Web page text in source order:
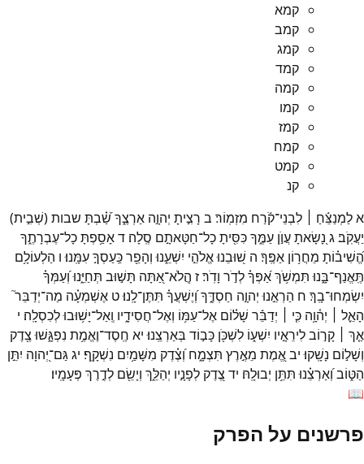
קמא
קמב
קמג
קמד
קמה
קמו
קמז
קמח
קמט
קנ
אלַמְנַצֵּ֬חַ ׀ לִבְנֵי־קֹ֬רַח מִזְמֽוֹר׃ ב רָצִ֣יתָ יְהוָ֣ה אַרְצֶ֑ךָשַׁ֝֗בְתָּ שבות(שְׁבִ֣ית)
יַעֲקֹֽב׃ג נָ֭שָׂאתָעֲוֺ֣ן עַמֶּ֑ךָכִּסִּ֖יתָכָל־חַטָּאתָ֣ם סֶֽלָה׃ דאָסַ֥פְתָּכָל־עֶבְרָתֶ֑ךָ
הֱ֝שִׁיב֗וֹתָ מֵחֲר֥וֹן אַפֶּֽךָ׃ ה שׁ֭וּבֵנוּאֱלֹהֵ֣י יִשְׁעֵ֑נוּ וְהָפֵ֖רכַּֽעַסְךָ֣עִמָּֽנוּ׃ ו הַלְעוֹלָ֥ם
תֶּֽאֱנַף־בָּ֑נוּ תִּמְשֹׁ֥ךְאַ֝פְּךָ֗לְדֹ֣ר וָדֹֽר׃ז הֲֽלֹא־אַ֭תָּה תָּשׁ֣וּב תְּחַיֵּ֑נוּוְ֝עַמְּךָ֗
יִשְׂמְחוּ־בָֽךְ׃ ח הַרְאֵ֣נוּ יְהוָ֣ה חַסְדֶּ֑ךָוְ֝יֶשְׁעֲךָ֗ תִּתֶּן־לָֽנוּ׃ט אֶשְׁמְעָ֗ה מַה־יְדַבֵּר֮
הָאֵ֪ל ׀
יְה֫וָ֥ה כִּ֤י ׀ יְדַבֵּ֬ר שָׁל֗וֹם אֶל־עַמּ֥וֹ וְאֶל־חֲסִידָ֑יו וְֽאַל־יָשׁ֥וּבוּלְכִסְלָֽה׃ י
אַ֤ךְ ׀
קָר֣וֹבלִירֵאָ֣יו יִשְׁע֑וֹ לִשְׁכֹּ֖ן כָּב֣וֹד בְּאַרְצֵֽנוּ׃ יא חֶֽסֶד־וֶאֱמֶ֥ת נִפְגָּ֑שׁוּ צֶ֖דֶק
וְשָׁל֣וֹם נָשָֽׁקוּ׃ יבאֱ֭מֶת מֵאֶ֣רֶץ תִּצְמָ֑ח וְ֝צֶ֗דֶק מִשָּׁמַ֥יִם נִשְׁקָֽף׃ יגגַּם־יְ֭הוָה יִתֵּ֣ן
הַטּ֑וֹבוְ֝אַרְצֵ֗נוּ תִּתֵּ֥ן יְבוּלָֽהּ׃ יד צֶ֭דֶק לְפָנָ֣יו יְהַלֵּ֑ךְ וְיָשֵׂ֖ם לְדֶ֣רֶךְ פְּעָמָֽיו׃
📖
פרשנים על הפרק